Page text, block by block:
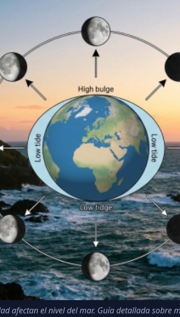
afectan el nivel del mar. Guía detallada sobre